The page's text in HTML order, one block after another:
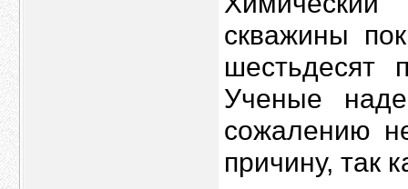
скважины
шестьдесят
Ученые
сожалению
причину, так